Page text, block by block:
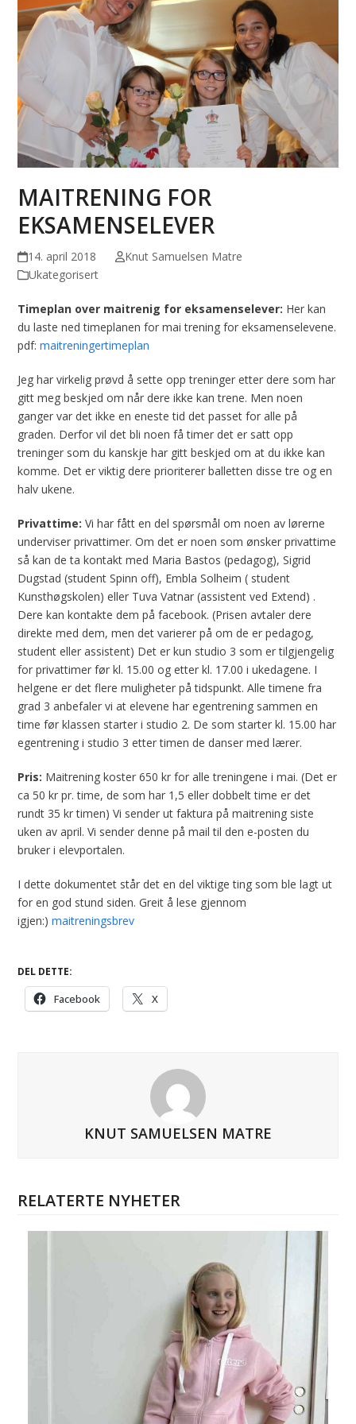
MAITRENING FOR
EKSAMENSELEVER
14. april 2018
Knut Samuelsen Matre
Ukategorisert
Timeplan over maitrenig for eksamenselever: Her kan
du laste ned timeplanen for mai trening for eksamenselevene.
pdf:maitreningertimeplan
Jeg har virkelig prøvd å sette opp treninger etter dere som har
gitt meg beskjed om når dere ikke kan trene. Men noen
ganger var det ikke en eneste tid det passet for alle på
graden. Derfor vil det bli noen få timer det er satt opp
treninger som du kanskje har gitt beskjed om at du ikke kan
komme. Det er viktig dere prioriterer balletten disse tre og en
halv ukene.
Privattime: Vi har fått en del spørsmål om noen av lørerne
underviser privattimer. Om det er noen som ønsker privattime
så kan de ta kontakt med Maria Bastos (pedagog), Sigrid
Dugstad (student Spinn off), Embla Solheim ( student
Kunsthøgskolen) eller Tuva Vatnar (assistent ved Extend) .
Dere kan kontakte dem på facebook. (Prisen avtaler dere
direkte med dem, men det varierer på om de er pedagog,
student eller assistent) Det er kun studio 3 som er tilgjengelig
for privattimer før kl. 15.00 og etter kl. 17.00 i ukedagene. I
helgene er det flere muligheter på tidspunkt. Alle timene fra
grad 3 anbefaler vi at elevene har egentrening sammen en
time før klassen starter i studio 2. De som starter kl. 15.00 har
egentrening i studio 3 etter timen de danser med lærer.
Pris: Maitrening koster 650 kr for alle treningene i mai. (Det er
ca 50 kr pr. time, de som har 1,5 eller dobbelt time er det
rundt 35 kr timen) Vi sender ut faktura på maitrening siste
uken av april. Vi sender denne på mail til den e-posten du
bruker i elevportalen.
I dette dokumentet står det en del viktige ting som ble lagt ut
for en god stund siden. Greit å lese gjennom
igjen:)maitreningsbrev
DEL DETTE:
Facebook X
KNUT SAMUELSEN MATRE
RELATERTE NYHETER